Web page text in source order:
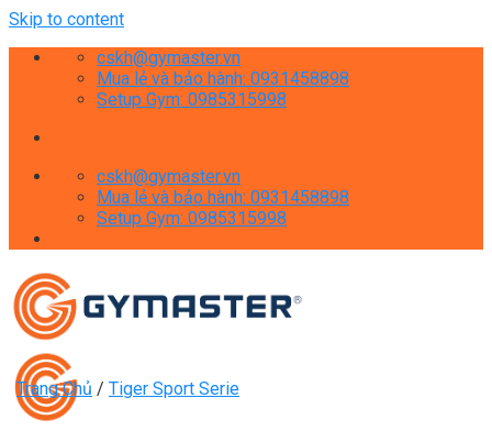
Skip to content
cskh@gymaster.vn
Mua lẻ và bảo hành: 0931458898
Setup Gym: 0985315998
cskh@gymaster.vn
Mua lẻ và bảo hành: 0931458898
Setup Gym: 0985315998
Trang Chủ / Tiger Sport Serie